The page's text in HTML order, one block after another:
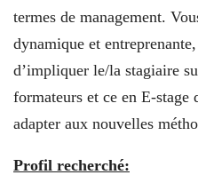
termes de management.
dynamique et
d’impliquer le/la stagiaire
formateurs et ce en E-stage
adapter aux nouvelles
Profil recherché: